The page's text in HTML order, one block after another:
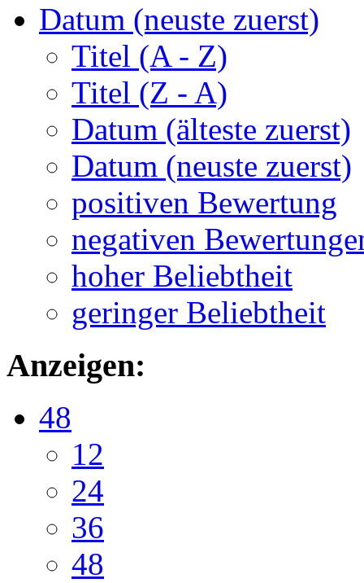
Datum (neuste zuerst)
Titel (A - Z)
Titel (Z - A)
Datum (älteste zuerst)
Datum (neuste zuerst)
positiven Bewertung
negativen
hoher Beliebtheit
geringer Beliebtheit
Anzeigen:
48
12
24
36
48